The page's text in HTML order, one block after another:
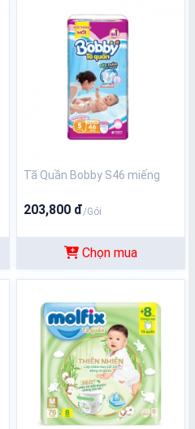
Tã Quần Bobby S46 miếng
203,800 đ/Gói
Chọn mua